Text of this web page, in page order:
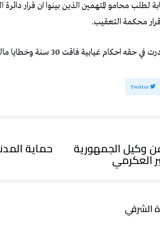
لطلب محامو المتهمين الذين بينوا ان قرار
قرار محكمة التعقيب.
فاقت 30 سنة وخطايا مالية باكثر من 25 مليون دينار
Twitter
وكيل الجمهورية
العكرمي
حماية
الشرقي